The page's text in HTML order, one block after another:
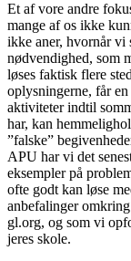
Et af vore andre
mange af os ikke
ikke aner, hvornår vi
nødvendighed, som
løses faktisk flere
oplysningerne, får
aktiviteter indtil
har, kan
”falske”
APU har vi det
eksempler på
ofte godt kan løse
anbefalinger
gl.org, og som vi
jeres skole.